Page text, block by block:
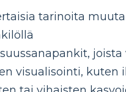
​​tarinoita
joista
visualisointi, kuten